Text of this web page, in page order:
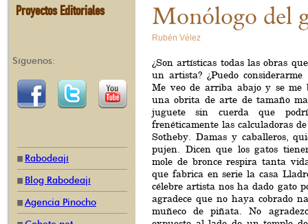
Proyectos Editoriales
Síguenos:
Rabodeají
Blog Rabodeají
Agencia Pinocho
Monólogo del
Rubén Vélez
¿Son artísticas todas las obras
un artista? ¿Puedo
Me veo de arriba abajo y se me
una obrita de arte de tamaño
juguete sin cuerda que
frenéticamente las calculadoras
Sotheby. Damas y caballeros,
pujen. Dicen que los gatos
mole de bronce respira tanta
que fabrica en serie la casa
célebre artista nos ha dado gato
agradece que no haya cobrado
muñeco de piñata. No